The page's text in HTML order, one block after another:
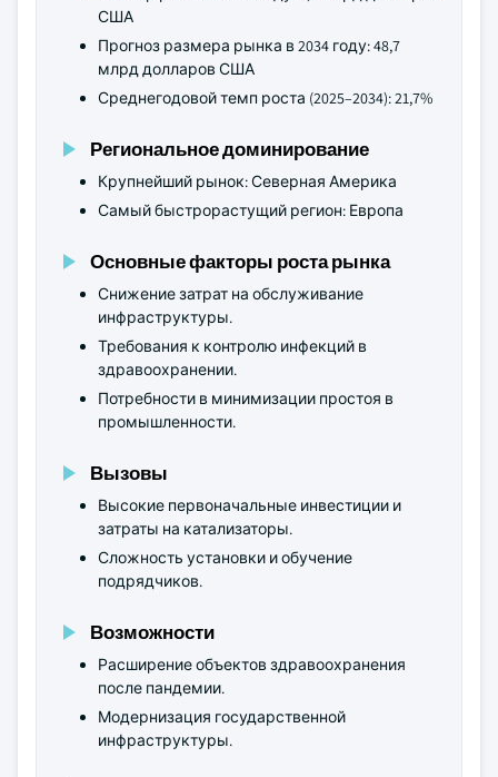
США
Прогноз размера рынка в 2034 году: 48,7
млрд долларов США
Среднегодовой темп роста (2025–2034): 21,7%
Региональное доминирование
Крупнейший рынок: Северная Америка
Самый быстрорастущий регион: Европа
Основные факторы роста рынка
Снижение затрат на обслуживание
инфраструктуры.
Требования к контролю инфекций в
здравоохранении.
Потребности в минимизации простоя в
промышленности.
Вызовы
Высокие первоначальные инвестиции и
затраты на катализаторы.
Сложность установки и обучение
подрядчиков.
Возможности
Расширение объектов здравоохранения
после пандемии.
Модернизация государственной
инфраструктуры.